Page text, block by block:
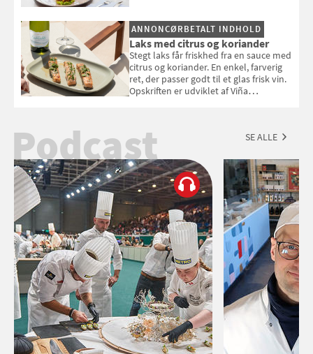
ANNONCØRBETALT INDHOLD
Laks med citrus og koriander
Stegt laks får friskhed fra en sauce med
citrus og koriander. En enkel, farverig
ret, der passer godt til et glas frisk vin.
Opskriften er udviklet af Viña
Podcast SE ALLE